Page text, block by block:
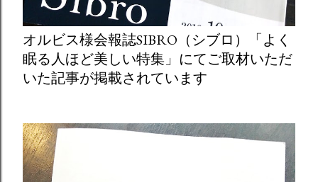
オルビス様会報誌SIBRO（シブロ）「よく
眠る人ほど美しい特集」にてご取材いただ
いた記事が掲載されています